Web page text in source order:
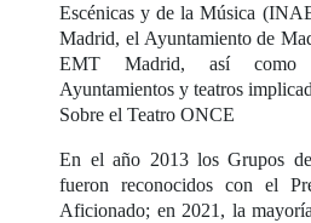
Escénicas y de la Música
Madrid, el Ayuntamiento de
EMT Madrid, así como
Ayuntamientos y teatros
Sobre el Teatro ONCE
En el año 2013 los Grupos
fueron reconocidos con el
Aficionado; en 2021, la